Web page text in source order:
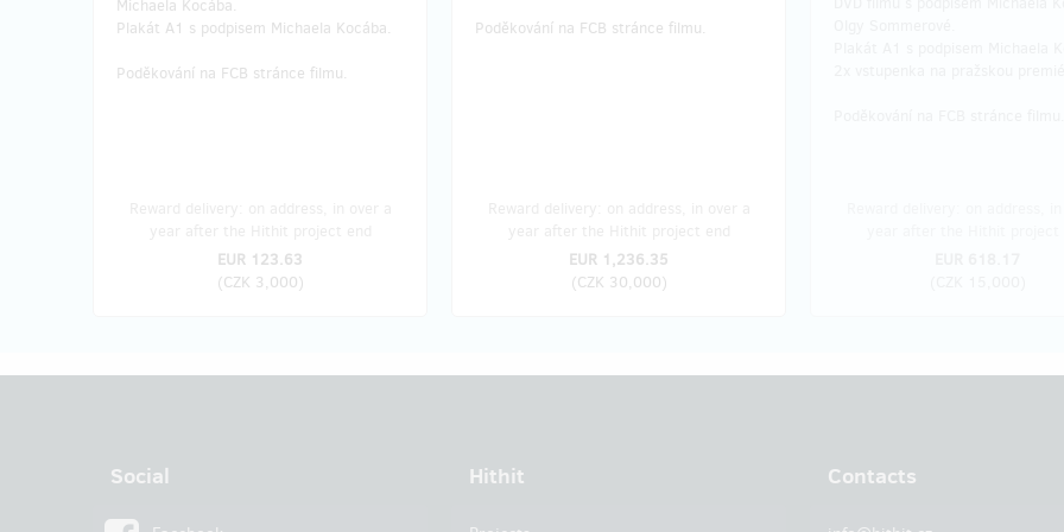
Michaela Kocába.
Plakát A1 s podpisem Michaela Kocába.
Poděkování na FCB stránce filmu.
EUR 123.63
(CZK 3,000)
Poděkování na FCB stránce filmu.
EUR 1,236.35
(CZK 30,000)
Social Hithit Contacts